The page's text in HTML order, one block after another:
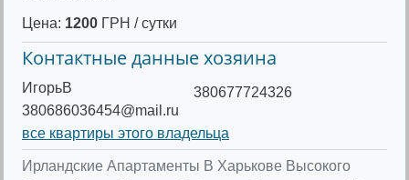
Цена: 1200 ГРН / сутки
Контактные данные хозяина
ИгорьВ
380686036454@mail.ru
380677724326
все квартиры этого владельца
Ирландские Апартаменты В Харькове Высокого